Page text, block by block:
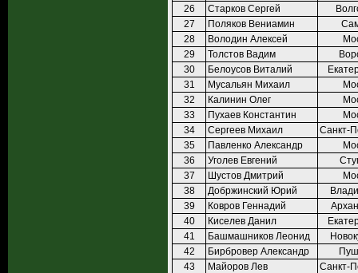
26
Старков Сергей
27
Поляков Вениамин
28
Володин Алексей
29
Толстов Вадим
30
Белоусов Виталий
31
Мусальян Михаил
32
Калинин Олег
33
Пухаев Константин
34
Сергеев Михаил
Санкт-
35
Павленко Александр
36
Уголев Евгений
37
Шустов Дмитрий
38
Добржинский Юрий
39
Ковров Геннадий
40
Киселев Данил
41
Башмашников Леонид
42
Бирбровер Александр
43
Майоров Лев
Санкт-